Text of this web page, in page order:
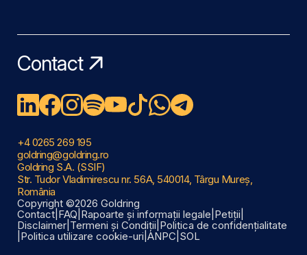
Contact
+4 0265 269 195
goldring@goldring.ro
Goldring S.A. (SSIF)
Str. Tudor Vladimirescu nr. 56A, 540014, Târgu Mureș,
România
Copyright ©2026 Goldring
Contact FAQ Rapoarte și informații legale Petiții
Disclaimer Termeni și Condiții Politica de confidențialitate
Politica utilizare cookie-uri ANPC SOL